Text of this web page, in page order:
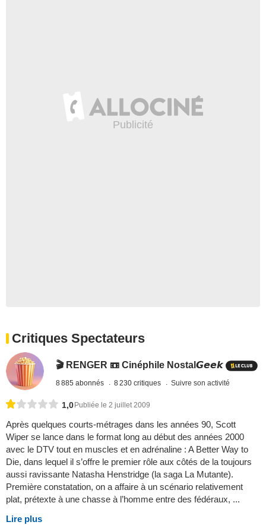
Critiques Spectateurs
🎬 RENGER 📼 Cinéphile Nostal𝙂𝙚𝙚𝙠
8 885 abonnés 8 230 critiques Suivre son activité
1,0 Publiée le 2 juillet 2009
Après quelques courts-métrages dans les années 90, Scott
Wiper se lance dans le format long au début des années 2000
avec le DTV tout en muscles et en adrénaline : A Better Way to
Die, dans lequel il s’offre le premier rôle aux côtés de la toujours
aussi ravissante Natasha Henstridge (la saga La Mutante).
Première constatation, on a affaire à un scénario relativement
plat, prétexte à une chasse à l’homme entre des fédéraux, ...
Lire plus